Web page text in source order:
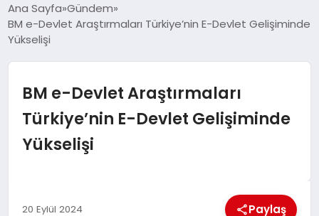
YAŞAM
GUNCEL
SAĞLIK
BESLENME
Ana Sayfa Gündem
BM e-Devlet Araştırmaları Türkiye’nin E-Devlet Gelişiminde
Yükselişi
BM e-Devlet Araştırmaları
Türkiye’nin E-Devlet Gelişiminde
Yükselişi
20 Eylül 2024 Paylaş